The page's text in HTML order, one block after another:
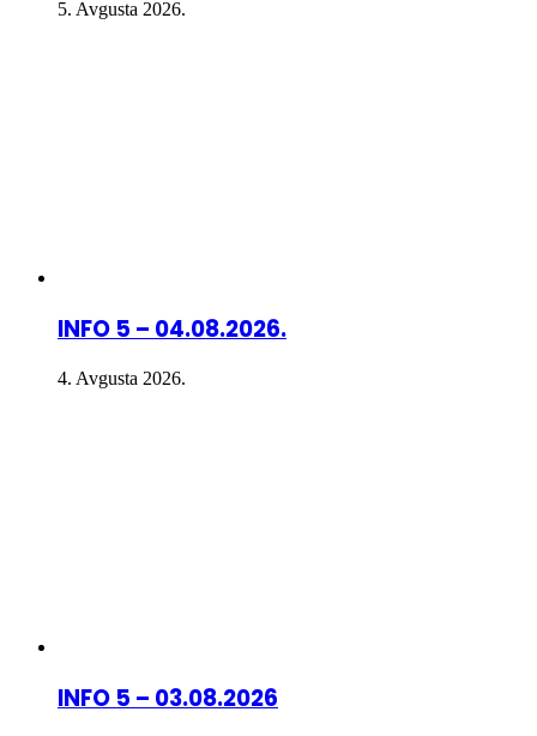
5. Avgusta 2026.
INFO 5 – 04.08.2026.
4. Avgusta 2026.
INFO 5 – 03.08.2026